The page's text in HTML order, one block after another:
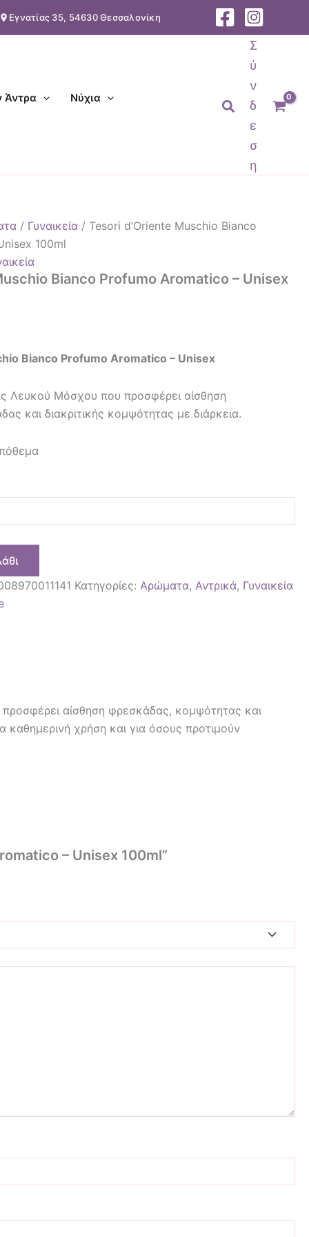
Εγνατίας 35, 54630 Θεσσαλονίκη
Άντρα Νύχια Αναζήτηση
Σ
ύ
ν
δ
ε
σ
η
/ Γυναικεία / Tesori d’Oriente Muschio Bianco
100ml
Bianco Profumo Aromatico – Unisex
Bianco Profumo Aromatico – Unisex
Λευκού Μόσχου που προσφέρει αίσθηση
και διακριτικής κομψότητας με διάρκεια.
Κατηγορίες:Αρώματα,Αντρικά, Γυναικεία
προσφέρει αίσθηση φρεσκάδας, κομψότητας και
καθημερινή χρήση και για όσους προτιμούν
– Unisex 100ml”